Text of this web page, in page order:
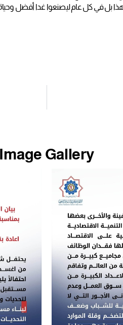
هذا بل في كل عام ليصنعوا غدا أفضل
Image Gallery